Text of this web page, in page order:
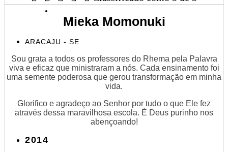
Mieka Momonuki
ARACAJU - SE
Sou grata a todos os professores do Rhema pela Palavra
viva e eficaz que ministraram a nós. Cada ensinamento foi
uma semente poderosa que gerou transformação em minha
vida.
Glorifico e agradeço ao Senhor por tudo o que Ele fez
através dessa maravilhosa escola. É Deus purinho nos
abençoando!
2014